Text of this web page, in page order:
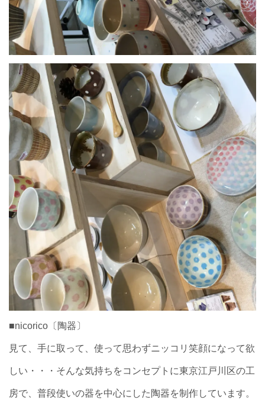
■nicorico〔陶器〕
見て、手に取って、使って思わずニッコリ笑顔になって欲
しい・・・そんな気持ちをコンセプトに東京江戸川区の工
房で、普段使いの器を中心にした陶器を制作しています。